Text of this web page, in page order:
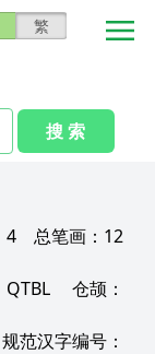
繁
搜 索
4 总笔画： 12
QTBL 仓颉：
规范汉字编号：